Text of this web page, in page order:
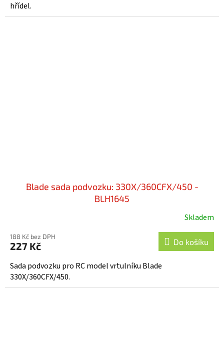
hřídel.
Blade sada podvozku: 330X/360CFX/450 -
BLH1645
Skladem
188 Kč bez DPH
227 Kč Do košíku
Sada podvozku pro RC model vrtulníku Blade
330X/360CFX/450.